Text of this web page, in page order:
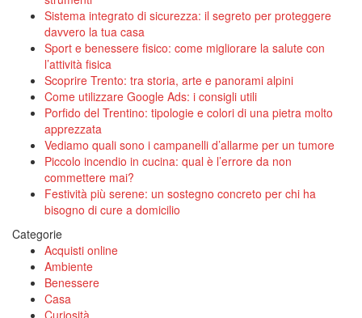
Sistema integrato di sicurezza: il segreto per proteggere
davvero la tua casa
Sport e benessere fisico: come migliorare la salute con
l’attività fisica
Scoprire Trento: tra storia, arte e panorami alpini
Come utilizzare Google Ads: i consigli utili
Porfido del Trentino: tipologie e colori di una pietra molto
apprezzata
Vediamo quali sono i campanelli d’allarme per un tumore
Piccolo incendio in cucina: qual è l’errore da non
commettere mai?
Festività più serene: un sostegno concreto per chi ha
bisogno di cure a domicilio
Categorie
Acquisti online
Ambiente
Benessere
Casa
Curiosità